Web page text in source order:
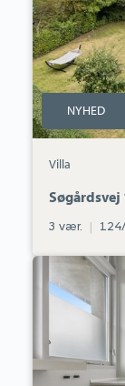
Odense
N
NYHED
Villa
Søgårdsvej
3 vær. |
Ejerlejlighed:
Æbleparken
Søhus,
5270
Odense